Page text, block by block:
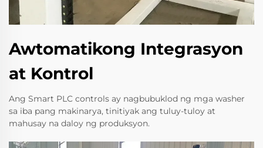
Awtomatikong Integrasyon
at Kontrol
Ang Smart PLC controls ay nagbubuklod ng mga washer
sa iba pang makinarya, tinitiyak ang tuluy-tuloy at
mahusay na daloy ng produksyon.